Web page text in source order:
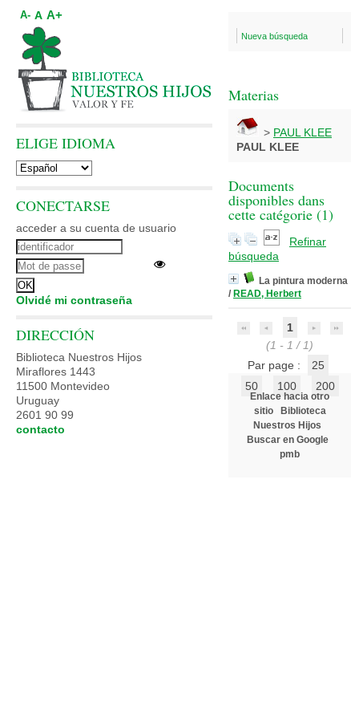
Nueva búsqueda
Materias
> PAUL KLEE
PAUL KLEE
Documents
disponibles dans
cette catégorie (1)
Refinar
búsqueda
La pintura moderna
/ READ, Herbert
1
(1 - 1 / 1)
Par page :
25
50
100 200
Enlace hacia otro
sitio
Biblioteca
Nuestros Hijos
Buscar en Google
pmb
A- A A+
ELIGE IDIOMA
CONECTARSE
acceder a su cuenta de usuario
Olvidé mi contraseña
DIRECCIÓN
Biblioteca Nuestros Hijos
Miraflores 1443
11500 Montevideo
Uruguay
2601 90 99
contacto